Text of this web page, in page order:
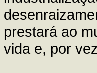
prestará ao
vida e, por